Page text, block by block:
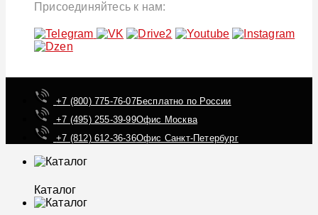
Присоединяйтесь к нам:
+7 (800) 775-76-07Бесплатно по России
+7 (495) 255-39-99Офис Москва
+7 (812) 612-36-36Офис Санкт-Петербург
Каталог